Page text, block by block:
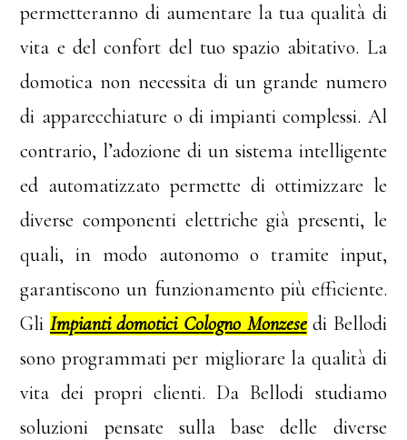
permetteranno di aumentare la tua qualità di
vita e del confort del tuo spazio abitativo. La
domotica non necessita di un grande numero
di apparecchiature o di impianti complessi. Al
contrario, l’adozione di un sistema intelligente
ed automatizzato permette di ottimizzare le
diverse componenti elettriche già presenti, le
quali, in modo autonomo o tramite input,
garantiscono un funzionamento più efficiente.
Gli Impianti domotici Cologno Monzesedi Bellodi
sono programmati per migliorare la qualità di
vita dei propri clienti. Da Bellodi studiamo
soluzioni pensate sulla base delle diverse